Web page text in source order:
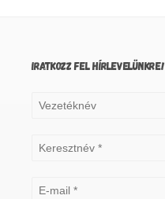
IRATKOZZ FEL HÍRLEVELÜNKRE!